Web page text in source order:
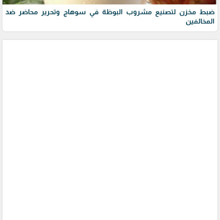
ضبط مخزن لتصنيع مشروب البوظة في سوهاج وتحرير محاضر ضد
المخالفين